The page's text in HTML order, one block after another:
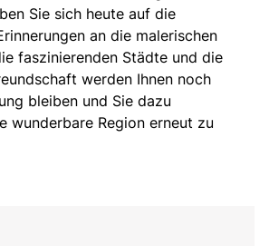
Sie sich heute auf die
an die malerischen
faszinierenden Städte und die
werden Ihnen noch
bleiben und Sie dazu
wunderbare Region erneut zu